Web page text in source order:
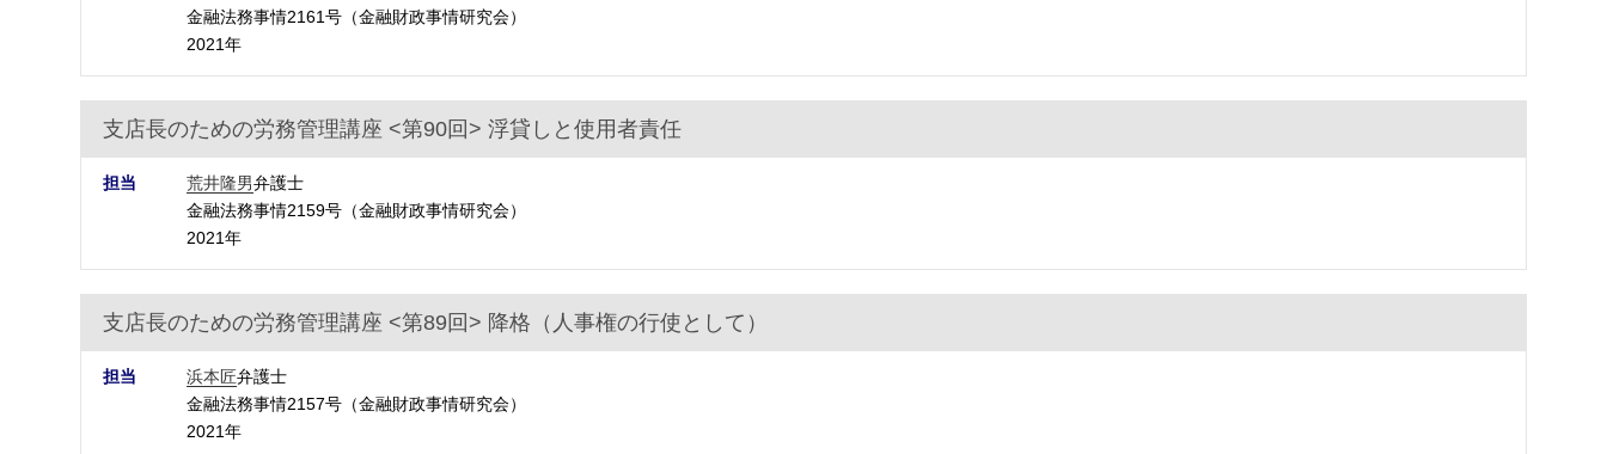
金融法務事情2161号（金融財政事情研究会）
2021年
支店長のための労務管理講座 <第90回> 浮貸しと使用者責任
担当 荒井隆男弁護士
金融法務事情2159号（金融財政事情研究会）
2021年
支店長のための労務管理講座 <第89回> 降格（人事権の行使として）
担当 浜本匠弁護士
金融法務事情2157号（金融財政事情研究会）
2021年